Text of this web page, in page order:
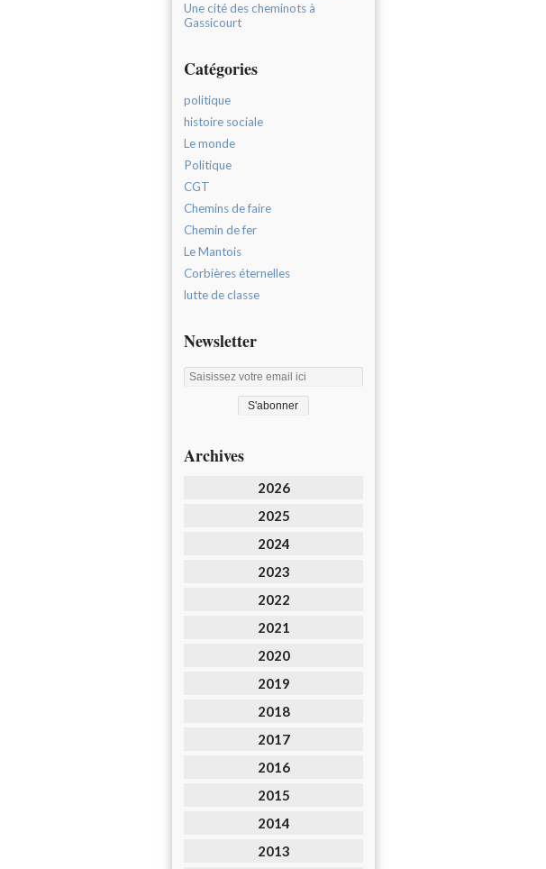
Une cité des cheminots à
Gassicourt
Catégories
politique
histoire sociale
Le monde
Politique
CGT
Chemins de faire
Chemin de fer
Le Mantois
Corbières éternelles
lutte de classe
Newsletter
Archives
2026
2025
2024
2023
2022
2021
2020
2019
2018
2017
2016
2015
2014
2013